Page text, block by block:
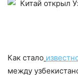
Как стало
между